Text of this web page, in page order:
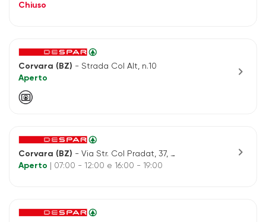
Chiuso
Corvara (BZ) - Strada Col Alt, n.10
Aperto
chevron_right
Corvara (BZ) - Via Str. Col Pradat, 37, Frazione Colfosco
Aperto
| 07:00 - 12:00 e 16:00 - 19:00
chevron_right